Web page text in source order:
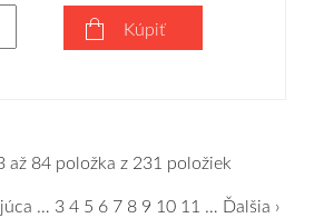
Kúpiť
až 84 položka z 231 položiek
… 3 4 5 6 7 8 9 10 11 … Ďalšia ›